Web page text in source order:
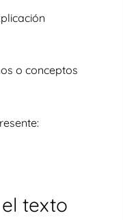
o conceptos
texto